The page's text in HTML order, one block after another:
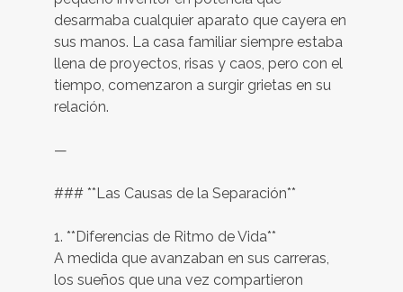
desarmaba cualquier aparato que cayera en
sus manos. La casa familiar siempre estaba
llena de proyectos, risas y caos, pero con el
tiempo, comenzaron a surgir grietas en su
relación.
—
### **Las Causas de la Separación**
1. **Diferencias de Ritmo de Vida**
A medida que avanzaban en sus carreras,
los sueños que una vez compartieron